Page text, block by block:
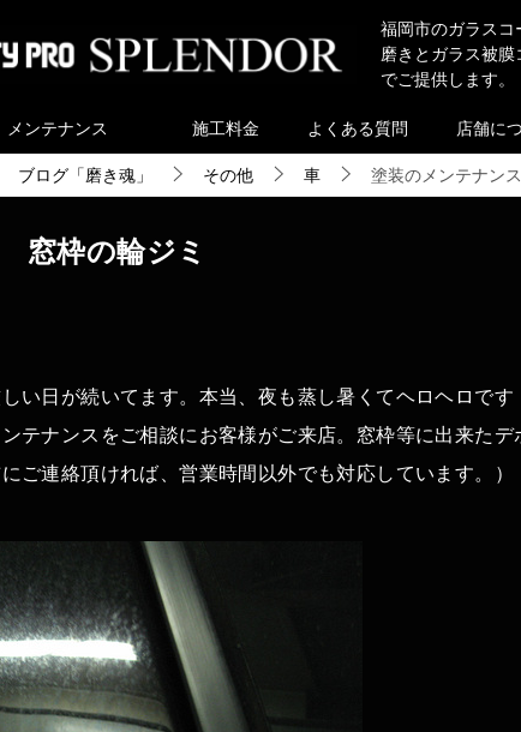
福岡市のガラスコ
磨きとガラス被
でご提供します。
メンテナンス 施工料金 よくある質問 店舗に
ブログ「磨き魂」 その他 車 塗装のメンテナン
窓枠の輪ジミ
日が続いてます。本当、夜も蒸し暑くてヘロヘロです
テナンスをご相談にお客様がご来店。窓枠等に出来たデ
ご連絡頂ければ、営業時間以外でも対応しています。）